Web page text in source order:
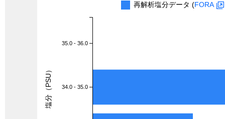
再解析塩分データ (FORA
35.0 - 36.0
34.0 - 35.0
塩分（PSU）